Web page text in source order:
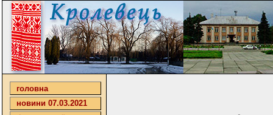
головна
новини 07.03.2021